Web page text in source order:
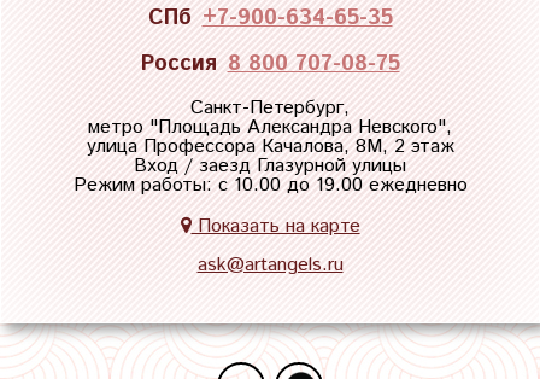
СПб +7-900-634-65-35
Россия 8 800 707-08-75
Санкт-Петербург,
метро "Площадь Александра Невского",
улица Профессора Качалова, 8М, 2 этаж
Вход / заезд Глазурной улицы
Режим работы: с 10.00 до 19.00 ежедневно
Показать на карте
ask@artangels.ru